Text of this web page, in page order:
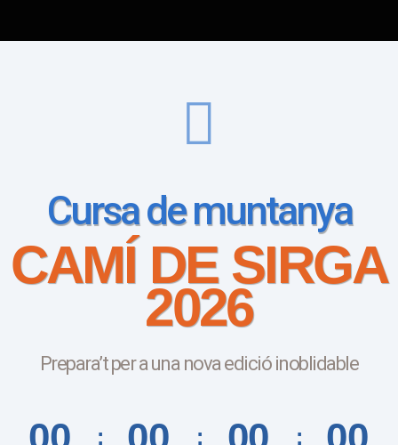
Cursa de muntanya
CAMÍ DE SIRGA
2026
Prepara’t per a una nova edició inoblidable
00 00 00 00